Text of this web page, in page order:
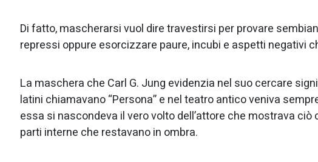
Di fatto, mascherarsi vuol dire travestirsi per provare
repressi oppure esorcizzare paure, incubi e aspetti negativi
La maschera che Carl G. Jung evidenzia nel suo cercare
latini chiamavano “Persona” e nel teatro antico veniva
essa si nascondeva il vero volto dell’attore che mostrava
parti interne che restavano in ombra.